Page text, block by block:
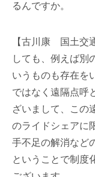
るんですか。
【古川康 国土交
しても、例えば別
いうものも存在を
ではなく遠隔点呼
ざいまして、この
のライドシェアに
手不足の解消など
ということで制度